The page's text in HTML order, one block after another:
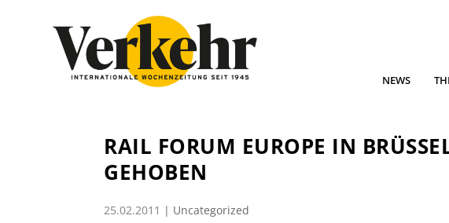
NEWS
RAIL FORUM EUROPE IN
GEHOBEN
25.02.2011 | Uncategorized